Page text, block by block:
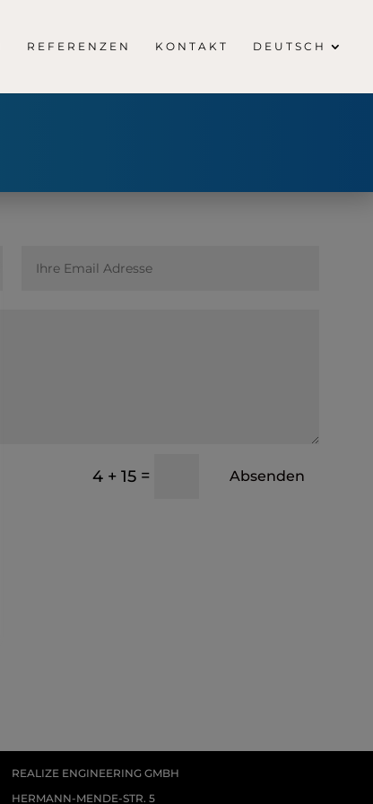
REFERENZEN KONTAKT DEUTSCH
4 + 15= Absenden
REALIZE ENGINEERING GMBH
HERMANN-MENDE-STR. 5